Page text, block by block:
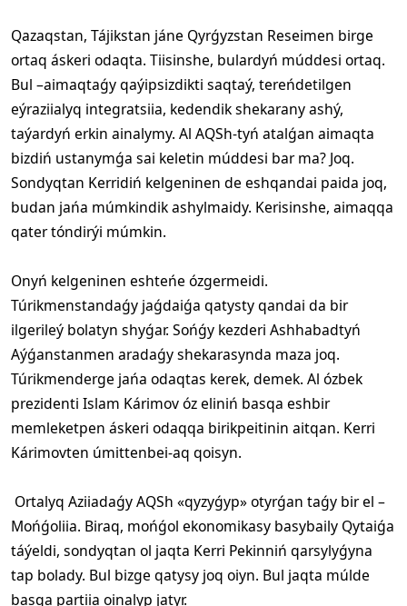
Qazaqstan, Tájikstan jáne Qyrǵyzstan Reseimen birge
ortaq áskeri odaqta. Tiisinshe, bulardyń múddesi ortaq.
Bul –aimaqtaǵy qaýipsizdikti saqtaý, tereńdetilgen
eýraziialyq integratsiia, kedendik shekarany ashý,
taýardyń erkin ainalymy. Al AQSh-tyń atalǵan aimaqta
bizdiń ustanymǵa sai keletin múddesi bar ma? Joq.
Sondyqtan Kerridiń kelgeninen de eshqandai paida joq,
budan jańa múmkindik ashylmaidy. Kerisinshe, aimaqqa
qater tóndirýi múmkin.
Onyń kelgeninen eshteńe ózgermeidi.
Túrikmenstandaǵy jaǵdaiǵa qatysty qandai da bir
ilgerileý bolatyn shyǵar. Sońǵy kezderi Ashhabadtyń
Aýǵanstanmen aradaǵy shekarasynda maza joq.
Túrikmenderge jańa odaqtas kerek, demek. Al ózbek
prezidenti Islam Kárimov óz eliniń basqa eshbir
memleketpen áskeri odaqqa birikpeitinin aitqan. Kerri
Kárimovten úmittenbei-aq qoisyn.
Ortalyq Aziiadaǵy AQSh «qyzyǵyp» otyrǵan taǵy bir el –
Mońǵoliia. Biraq, mońǵol ekonomikasy basybaily Qytaiǵa
táýeldi, sondyqtan ol jaqta Kerri Pekinniń qarsylyǵyna
tap bolady. Bul bizge qatysy joq oiyn. Bul jaqta múlde
basqa partiia oinalyp jatyr.